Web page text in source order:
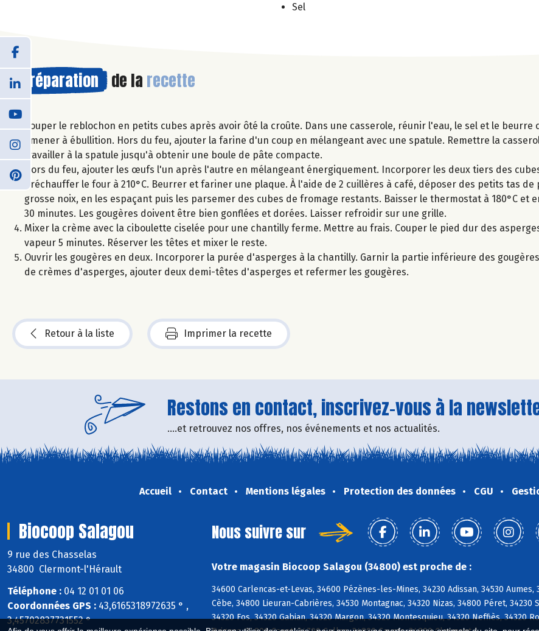
Sel
Préparation de la recette
Couper le reblochon en petits cubes après avoir ôté la croûte. Dans une casserole, réunir l'eau, le sel et le beurre
amener à ébullition. Hors du feu, ajouter la farine d'un coup en mélangeant avec une spatule. Remettre la
travailler à la spatule jusqu'à obtenir une boule de pâte compacte.
Hors du feu, ajouter les œufs l'un après l'autre en mélangeant énergiquement. Incorporer les deux tiers des
Préchauffer le four à 210°C. Beurrer et fariner une plaque. À l'aide de 2 cuillères à café, déposer des petits tas
grosse noix, en les espaçant puis les parsemer des cubes de fromage restants. Baisser le thermostat à 180°C et
30 minutes. Les gougères doivent être bien gonflées et dorées. Laisser refroidir sur une grille.
Mixer la crème avec la ciboulette ciselée pour une chantilly ferme. Mettre au frais. Couper le pied dur des
vapeur 5 minutes. Réserver les têtes et mixer le reste.
Ouvrir les gougères en deux. Incorporer la purée d'asperges à la chantilly. Garnir la partie inférieure des
de crèmes d'asperges, ajouter deux demi-têtes d'asperges et refermer les gougères.
Retour à la liste Imprimer la recette
Restons en contact, inscrivez-vous à la
....et retrouvez nos offres, nos événements et nos actualités.
Accueil Contact Mentions légales Protection des données CGU
Biocoop Salagou
9 rue des Chasselas
34800 Clermont-l'Hérault
Téléphone : 04 12 01 01 06
Coordonnées GPS : 43,6165318972635 ° ,
3,45702837731552 °
Nous suivre sur
Votre magasin Biocoop Salagou (34800) est proche de :
34600 Carlencas-et-Levas, 34600 Pézènes-les-Mines, 34230 Adissan, 34530
Cèbe, 34800 Lieuran-Cabrières, 34530 Montagnac, 34320 Nizas, 34800 Péret, 34230
34320 Fos, 34320 Gabian, 34320 Margon, 34320 Montesquieu, 34320 Neffiès, 34320